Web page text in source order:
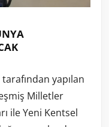
yapılan
Milletler
ile Yeni Kentsel